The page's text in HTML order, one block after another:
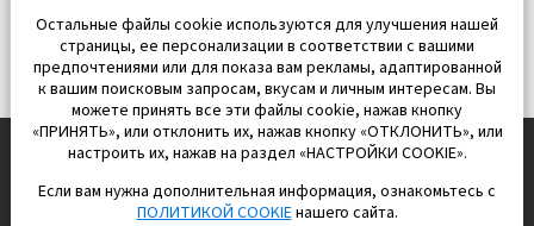
EUROPISOL 2002 S.L.
Остальные файлы cookie используются для улучшения нашей
страницы, ее персонализации в соответствии с вашими
предпочтениями или для показа вам рекламы, адаптированной
к вашим поисковым запросам, вкусам и личным интересам. Вы
можете принять все эти файлы cookie, нажав кнопку
«ПРИНЯТЬ», или отклонить их, нажав кнопку «ОТКЛОНИТЬ», или
настроить их, нажав на раздел «НАСТРОЙКИ COOKIE».
Если вам нужна дополнительная информация, ознакомьтесь с
ПОЛИТИКОЙ COOKIEнашего сайта.